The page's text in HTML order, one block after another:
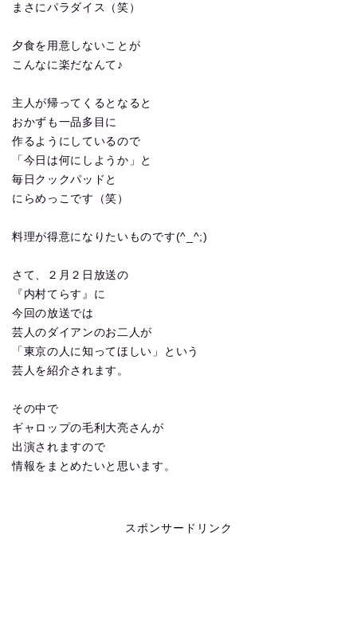
まさにパラダイス（笑）
夕食を用意しないことが
こんなに楽だなんて♪
主人が帰ってくるとなると
おかずも一品多目に
作るようにしているので
「今日は何にしようか」と
毎日クックパッドと
にらめっこです（笑）
料理が得意になりたいものです(^_^;)
さて、２月２日放送の
『内村てらす』に
今回の放送では
芸人のダイアンのお二人が
「東京の人に知ってほしい」という
芸人を紹介されます。
その中で
ギャロップの毛利大亮さんが
出演されますので
情報をまとめたいと思います。
スポンサードリンク